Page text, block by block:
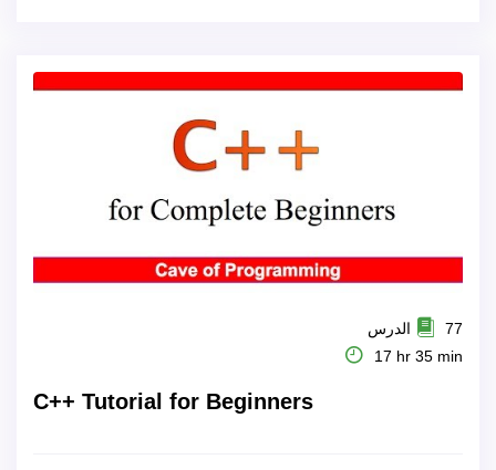
77 الدرس
17 hr 35 min
C++ Tutorial for Beginners